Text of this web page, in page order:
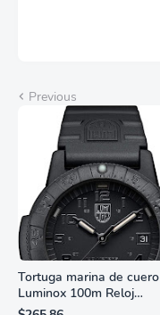
Previous
Tortuga marina de cuero
Luminox 100m Reloj
analógico de cuarzo